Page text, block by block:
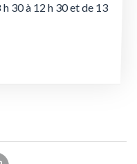
30 à 12 h 30 et de 13